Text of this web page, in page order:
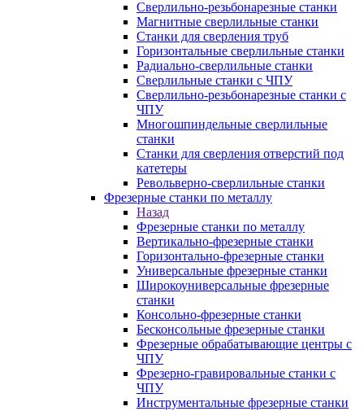
Сверлильно-резьбонарезные станки
Магнитные сверлильные станки
Станки для сверления труб
Горизонтальные сверлильные станки
Радиально-сверлильные станки
Сверлильные станки с ЧПУ
Сверлильно-резьбонарезные станки с
ЧПУ
Многошпиндельные сверлильные
станки
Станки для сверления отверстий под
катетеры
Револьверно-сверлильные станки
Фрезерные станки по металлу
Назад
Фрезерные станки по металлу
Вертикально-фрезерные станки
Горизонтально-фрезерные станки
Универсальные фрезерные станки
Широкоуниверсальные фрезерные
станки
Консольно-фрезерные станки
Бесконсольные фрезерные станки
Фрезерные обрабатывающие центры с
ЧПУ
Фрезерно-гравировальные станки с
ЧПУ
Инструментальные фрезерные станки